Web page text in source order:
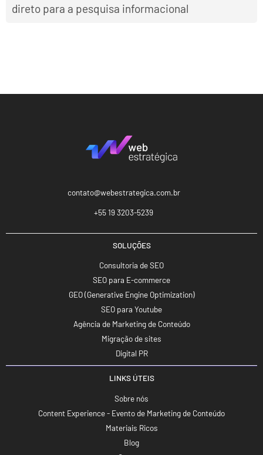
direto para a pesquisa informacional
contato@webestrategica.com.br
+55 19 3203-5239
SOLUÇÕES
Consultoria de SEO
SEO para E-commerce
GEO (Generative Engine Optimization)
SEO para Youtube
Agência de Marketing de Conteúdo
Migração de sites
Digital PR
LINKS ÚTEIS
Sobre nós
Content Experience - Evento de Marketing de Conteúdo
Materiais Ricos
Blog